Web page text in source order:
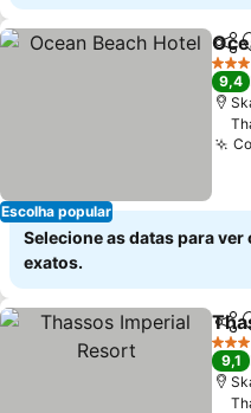
Escolha popular
4
9,4
Selecione as datas para ver
exatos.
4
9,1